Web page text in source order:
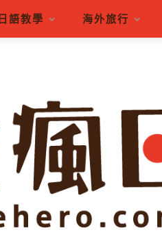
日語教學 海外旅行